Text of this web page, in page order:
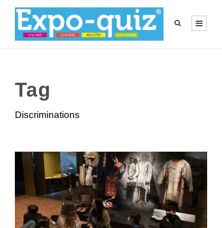
Tag
Discriminations